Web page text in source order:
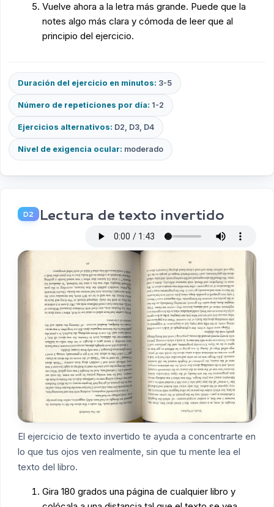
Vuelve ahora a la letra más grande. Puede que la
notes algo más clara y cómoda de leer que al
principio del ejercicio.
Duración del ejercicio en minutos: 3-5
Número de repeticiones por día: 1-2
Ejercicios alternativos: D2, D3, D4
Nivel de exigencia ocular: moderado
D2 Lectura de texto invertido
El ejercicio de texto invertido te ayuda a concentrarte en
lo que tus ojos ven realmente, sin que tu mente lea el
texto del libro.
Gira 180 grados una página de cualquier libro y